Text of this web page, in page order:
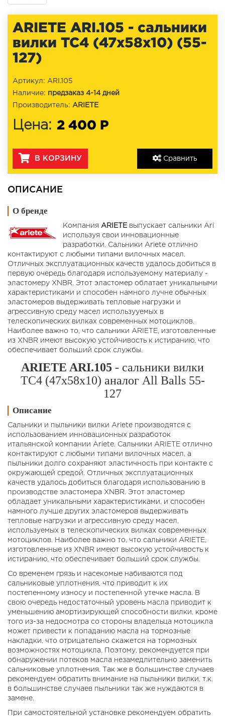
ARIETE ARI.105 - сальники
вилки TC4 (47x58x10) (55-
127)
Сравнить
Артикул: ARI.105
Наличие: предзаказ 4-14 дней
Производитель: ARIETE
Цена: 2 400 Р
В КОРЗИНУ
ОПИСАНИЕ
О бренде
Компания ARIETE выпускает сальники Ari
используя свои инновационные
разработки. Сальники Ariete отлично
контактируют с любыми типами вилочных масел.
Отличных эксплуатационных качеств удалось добиться в
первую очередь благодаря используемому материалу -
эластомеру XNBR. Этот эластомер облатает уникальными
характеристиками и способен намного лучне обычных
эластомеров выдерживать тепловые нагрузки и
агрессивную среду масел использууемых в
телескопических вилках современных мотоциклов.
Наиболее важно то, что сальники ARIETE, изготовленные
из XNBR имеют высокую устойчивость к истиранию, что
обеспечивает больший срок службы.
ARIETE ARI.105 - сальники вилки
TC4 (47x58x10) аналог All Balls 55-
127
Описание
Сальники и пыльники вилки Ariete производятся с
использованием инновационных разработок
итальянской компании Ariete. Сальники ARIETE отлично
контактируют с любыми типами вилочных масел, а
пыльники долго сохраняют эластичность при контакте с
окружающей средой. Отличных эксплуатационных
качеств удалось добиться благодаря использованию в
производстве эластомера XNBR. Этот эластомер
обладает уникальными характеристиками, и способен
намного лучше других эластомеров выдерживать
тепловые нагрузки и агрессивную среду масел,
используемых в телескопических вилках современных
мотоциклов. Наиболее важно то, что сальники ARIETE,
изготовленные из XNBR имеют высокую устойчивость к
истиранию, что обеспечивает больший срок службы.
Со временем грязь и насекомые набиваются под
сальниковые уплотнения, что приводит к их
постепенному износу и постепенной утечке масла. В
свою очередь недостаточный уровень масла приводит к
уменьшению амортизирующей способности вилки, кроме
того из-за недосмотра со стороны владельца мотоцикла
может привести к попаданию масла на тормозные
накладки, что отрицательно скажется на тормозных
возможностях мотоцикла. Поэтому, рекомендуется при
обнаружении потеков масла незамедлительно заменить
сальниковые уплотнения. Так же в большинстве случаев
рекомендуем обратить внимание на пыльники вилки, т.к.
в большинстве случаев пыльники так же нуждаются в
замене.
При самостоятельной установке рекомендуем обратить